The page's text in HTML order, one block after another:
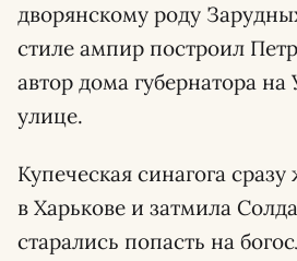
дворянскому роду
стиле ампир построил
автор дома губернатора на
улице.
Купеческая синагога
в Харькове и затмила
старались попасть на